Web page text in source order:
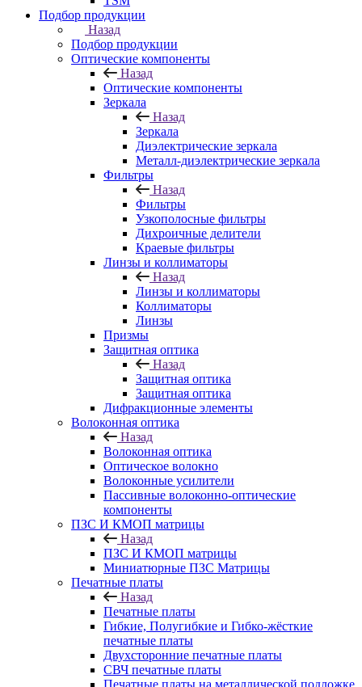
Подбор продукции
Назад
Подбор продукции
Оптические компоненты
Назад
Оптические компоненты
Зеркала
Назад
Зеркала
Диэлектрические зеркала
Металл-диэлектрические зеркала
Фильтры
Назад
Фильтры
Узкополосные фильтры
Дихроичные делители
Краевые фильтры
Линзы и коллиматоры
Назад
Линзы и коллиматоры
Коллиматоры
Линзы
Призмы
Защитная оптика
Назад
Защитная оптика
Защитная оптика
Дифракционные элементы
Волоконная оптика
Назад
Волоконная оптика
Оптическое волокно
Волоконные усилители
Пассивные волоконно-оптические
компоненты
ПЗС И КМОП матрицы
Назад
ПЗС И КМОП матрицы
Миниатюрные ПЗС Матрицы
Печатные платы
Назад
Печатные платы
Гибкие, Полугибкие и Гибко-жёсткие
печатные платы
Двухсторонние печатные платы
СВЧ печатные платы
Печатные платы на металлической подложке